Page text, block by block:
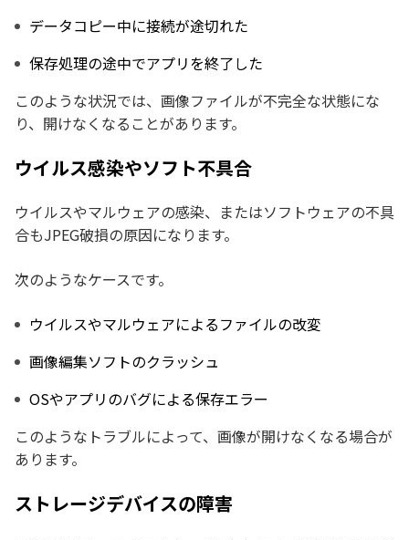
データコピー中に接続が途切れた
保存処理の途中でアプリを終了した
このような状況では、画像ファイルが不完全な状態にな
り、開けなくなることがあります。
ウイルス感染やソフト不具合
ウイルスやマルウェアの感染、またはソフトウェアの不具
合もJPEG破損の原因になります。
次のようなケースです。
ウイルスやマルウェアによるファイルの改変
画像編集ソフトのクラッシュ
OSやアプリのバグによる保存エラー
このようなトラブルによって、画像が開けなくなる場合が
あります。
ストレージデバイスの障害